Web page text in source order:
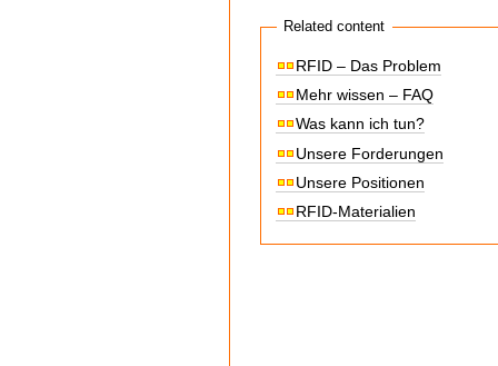
Related content
RFID – Das Problem
Mehr wissen – FAQ
Was kann ich tun?
Unsere Forderungen
Unsere Positionen
RFID-Materialien